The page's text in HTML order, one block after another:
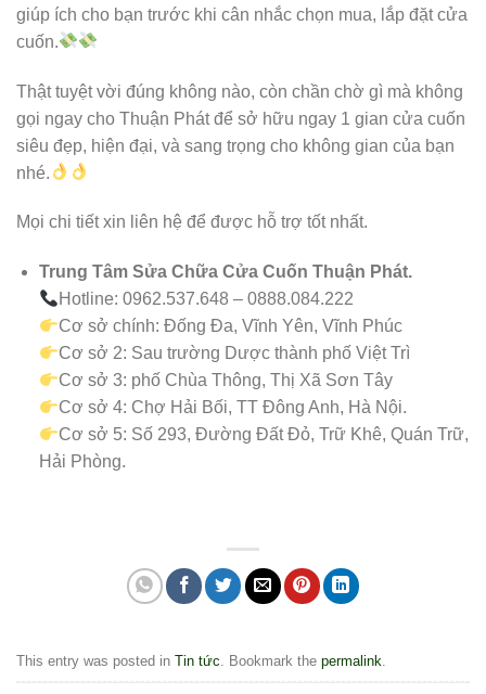
giúp ích cho bạn trước khi cân nhắc chọn mua, lắp đặt cửa
cuốn.
Thật tuyệt vời đúng không nào, còn chần chờ gì mà không
gọi ngay cho Thuận Phát để sở hữu ngay 1 gian cửa cuốn
siêu đẹp, hiện đại, và sang trọng cho không gian của bạn
nhé.
Mọi chi tiết xin liên hệ để được hỗ trợ tốt nhất.
Trung Tâm Sửa Chữa Cửa Cuốn Thuận Phát.
Hotline: 0962.537.648 – 0888.084.222
Cơ sở chính: Đống Đa, Vĩnh Yên, Vĩnh Phúc
Cơ sở 2: Sau trường Dược thành phố Việt Trì
Cơ sở 3: phố Chùa Thông, Thị Xã Sơn Tây
Cơ sở 4: Chợ Hải Bối, TT Đông Anh, Hà Nội.
Cơ sở 5: Số 293, Đường Đất Đỏ, Trữ Khê, Quán Trữ,
Hải Phòng.
This entry was posted in Tin tức. Bookmark the permalink.